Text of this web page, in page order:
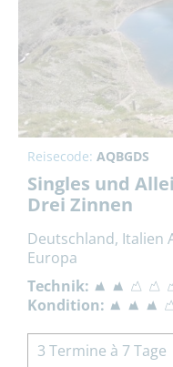
Reisecode: AQBGDS
Singles und
Drei Zinnen
Deutschland, Italien
Europa
Technik:
Kondition:
3 Termine à 7 Tage